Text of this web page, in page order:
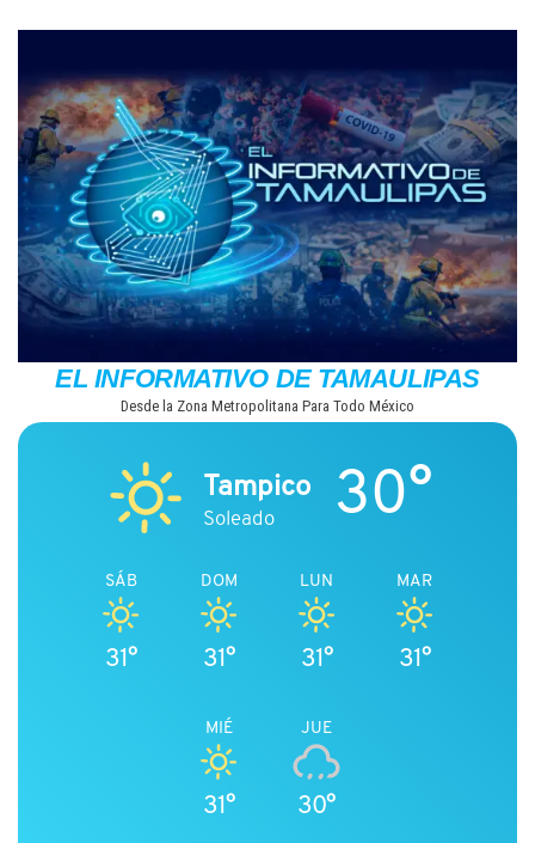
contenido
EL INFORMATIVO DE TAMAULIPAS
Desde la Zona Metropolitana Para Todo México
Tampico
Soleado 30°
SÁB
31°
DOM
31°
LUN
31°
MAR
31°
MIÉ
31°
JUE
30°